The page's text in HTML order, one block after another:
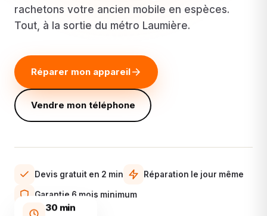
rachetons votre ancien mobile en espèces.
Tout, à la sortie du métro Laumière.
Réparer mon appareil
Vendre mon téléphone
Devis gratuit en 2 min Réparation le jour même
Garantie 6 mois minimum
30 min